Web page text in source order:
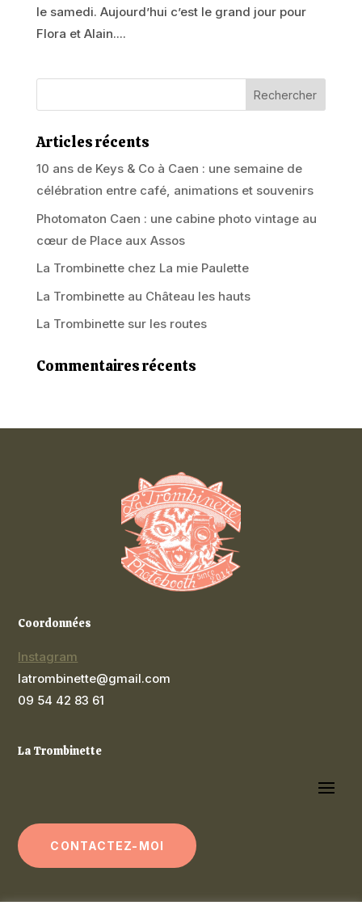
le samedi. Aujourd’hui c’est le grand jour pour
Flora et Alain....
Articles récents
10 ans de Keys & Co à Caen : une semaine de
célébration entre café, animations et souvenirs
Photomaton Caen : une cabine photo vintage au
cœur de Place aux Assos
La Trombinette chez La mie Paulette
La Trombinette au Château les hauts
La Trombinette sur les routes
Commentaires récents
Coordonnées
Instagram
latrombinette@gmail.com
09 54 42 83 61
La Trombinette
CONTACTEZ-MOI